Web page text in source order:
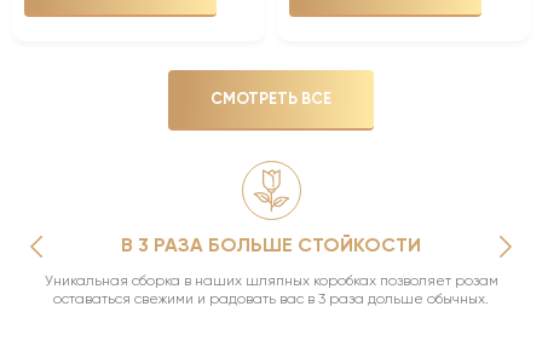
СМОТРЕТЬ ВСЕ
В 3 РАЗА БОЛЬШЕ СТОЙКОСТИ
Уникальная сборка в наших шляпных коробках позволяет розам
оставаться свежими и радовать вас в 3 раза дольше обычных.